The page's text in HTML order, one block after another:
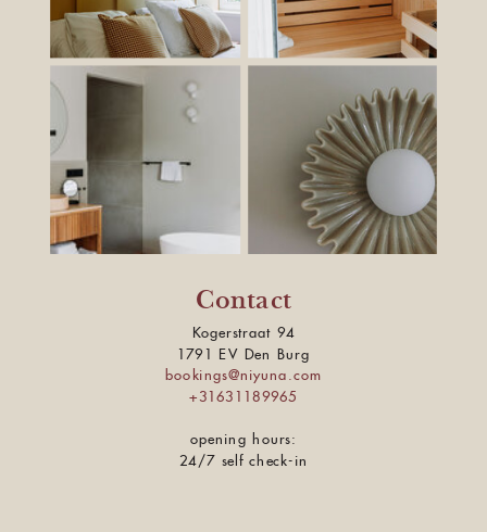
Contact
Kogerstraat 94
1791 EV Den Burg
bookings@niyuna.com
+31631189965
opening hours:
24/7 self check-in